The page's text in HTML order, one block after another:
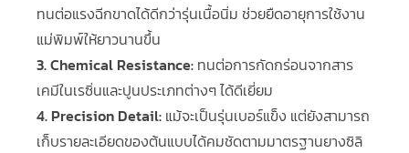
ทนต่อแรงฉีกขาดได้ดีกว่ารุ่นเนื้อนิ่ม ช่วยยืดอายุการใช้งาน
แม่พิมพ์ให้ยาวนานขึ้น
3. Chemical Resistance: ทนต่อการกัดกร่อนจากสาร
เคมีในเรซิ่นและปูนประเภทต่างๆ ได้ดีเยี่ยม
4. Precision Detail: แม้จะเป็นรุ่นเบอร์แข็ง แต่ยังสามารถ
เก็บรายละเอียดของต้นแบบได้คมชัดตามมาตรฐานยางซิลิ